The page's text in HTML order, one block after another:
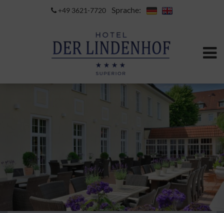
+49 3621-7720 Sprache: